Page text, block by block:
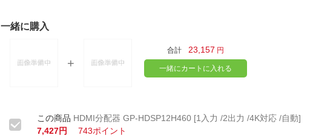
一緒に購入
合計 23,157 円
一緒にカートに入れる
HDMI分配器 GP-HDSP12H460 [1入力 /2出力 /4K対応 /自動]
7,427円
743ポイント